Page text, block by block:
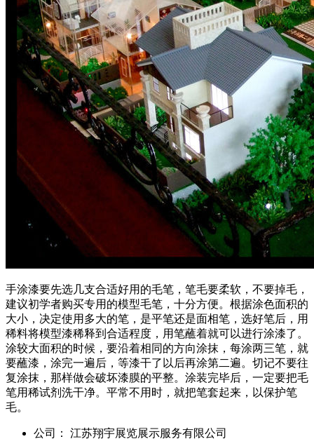
手涂漆要先选几支合适好用的毛笔，笔毛要柔软，不要掉毛，
建议初学者购买专用的模型毛笔，十分方便。根据涂色面积的
大小，决定使用多大的笔，是平笔还是面相笔，选好笔后，用
稀料将模型漆稀释到合适程度，用笔蘸着就可以进行涂漆了。
涂较大面积的时候，要沿着相同的方向涂抹，每涂两三笔，就
要蘸漆，涂完一遍后，等漆干了以后再涂第二遍。切记不要往
复涂抹，那样做会破坏漆膜的平整。涂装完毕后，一定要把毛
笔用稀试剂洗干净。平常不用时，就把笔套起来，以保护笔
毛。
公司： 江苏翔宇展览展示服务有限公司